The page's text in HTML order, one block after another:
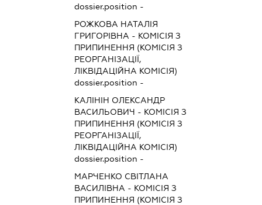
dossier.position -
РОЖКОВА НАТАЛІЯ
ГРИГОРІВНА - КОМІСІЯ З
ПРИПИНЕННЯ (КОМІСІЯ З
РЕОРГАНІЗАЦІЇ,
ЛІКВІДАЦІЙНА КОМІСІЯ)
dossier.position -
КАЛІНІН ОЛЕКСАНДР
ВАСИЛЬОВИЧ - КОМІСІЯ З
ПРИПИНЕННЯ (КОМІСІЯ З
РЕОРГАНІЗАЦІЇ,
ЛІКВІДАЦІЙНА КОМІСІЯ)
dossier.position -
МАРЧЕНКО СВІТЛАНА
ВАСИЛІВНА - КОМІСІЯ З
ПРИПИНЕННЯ (КОМІСІЯ З